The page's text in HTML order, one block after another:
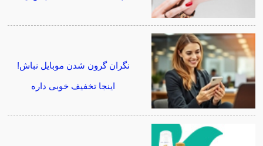
نگران گرون شدن موبایل نباش!
اینجا تخفیف خوبی داره